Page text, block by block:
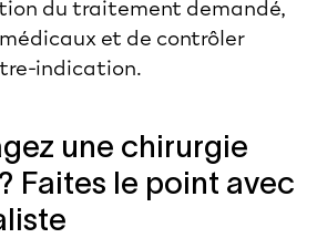
du traitement demandé,
et de contrôler
indication.
une chirurgie
Faites le point avec